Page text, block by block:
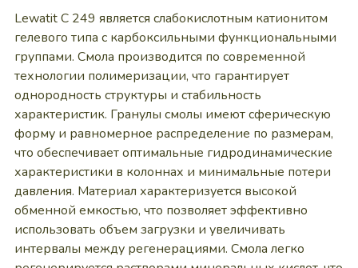
Lewatit C 249 является слабокислотным катионитом
гелевого типа с карбоксильными функциональными
группами. Смола производится по современной
технологии полимеризации, что гарантирует
однородность структуры и стабильность
характеристик. Гранулы смолы имеют сферическую
форму и равномерное распределение по размерам,
что обеспечивает оптимальные гидродинамические
характеристики в колоннах и минимальные потери
давления. Материал характеризуется высокой
обменной емкостью, что позволяет эффективно
использовать объем загрузки и увеличивать
интервалы между регенерациями. Смола легко